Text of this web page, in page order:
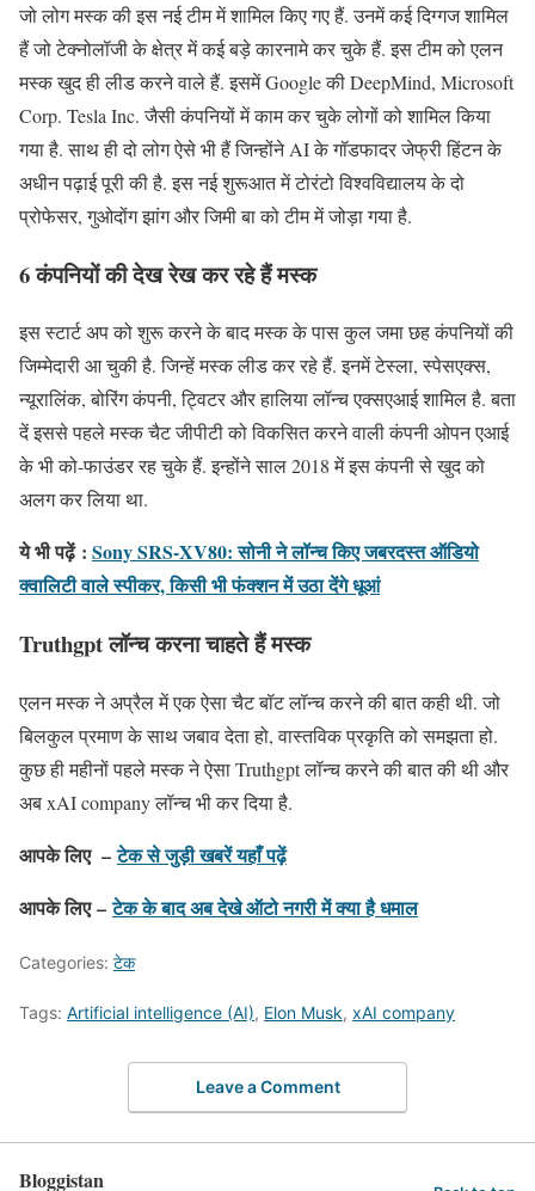
जो लोग मस्क की इस नई टीम में शामिल किए गए हैं. उनमें कई दिग्गज शामिल
हैं जो टेक्नोलॉजी के क्षेत्र में कई बड़े कारनामे कर चुके हैं. इस टीम को एलन
मस्क खुद ही लीड करने वाले हैं. इसमें Google की DeepMind, Microsoft
Corp. Tesla Inc. जैसी कंपनियों में काम कर चुके लोगों को शामिल किया
गया है. साथ ही दो लोग ऐसे भी हैं जिन्होंने AI के गॉडफादर जेफ्री हिंटन के
अधीन पढ़ाई पूरी की है. इस नई शुरूआत में टोरंटो विश्वविद्यालय के दो
प्रोफेसर, गुओदोंग झांग और जिमी बा को टीम में जोड़ा गया है.
6 कंपनियों की देख रेख कर रहे हैं मस्क
इस स्टार्ट अप को शुरू करने के बाद मस्क के पास कुल जमा छह कंपनियों की
जिम्मेदारी आ चुकी है. जिन्हें मस्क लीड कर रहे हैं. इनमें टेस्ला, स्पेसएक्स,
न्यूरालिंक, बोरिंग कंपनी, ट्विटर और हालिया लॉन्च एक्सएआई शामिल है. बता
दें इससे पहले मस्क चैट जीपीटी को विकसित करने वाली कंपनी ओपन एआई
के भी को-फाउंडर रह चुके हैं. इन्होंने साल 2018 में इस कंपनी से खुद को
अलग कर लिया था.
ये भी पढ़ें : Sony SRS-XV80: सोनी ने लॉन्च किए जबरदस्त ऑडियो
क्वालिटी वाले स्पीकर, किसी भी फंक्शन में उठा देंगे धूआं
Truthgpt लॉन्च करना चाहते हैं मस्क
एलन मस्क ने अप्रैल में एक ऐसा चैट बॉट लॉन्च करने की बात कही थी. जो
बिलकुल प्रमाण के साथ जबाव देता हो, वास्तविक प्रकृति को समझता हो.
कुछ ही महीनों पहले मस्क ने ऐसा Truthgpt लॉन्च करने की बात की थी और
अब xAI company लॉन्च भी कर दिया है.
आपके लिए –टेक से जुड़ी खबरें यहाँ पढ़ें
आपके लिए – टेक के बाद अब देखे ऑटो नगरी में क्या है धमाल
Categories: टेक
Tags: Artificial intelligence (AI), Elon Musk, xAI company
Leave a Comment
Bloggistan